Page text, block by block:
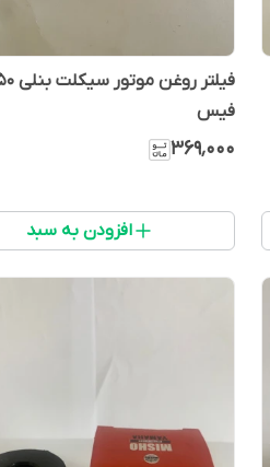
فیس
۳۶۹٬۰۰۰
افزودن به سبد